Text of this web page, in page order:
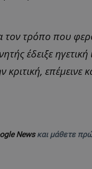
τρόπο που
έδειξε
επέμεινε
Newsκαι μάθετε